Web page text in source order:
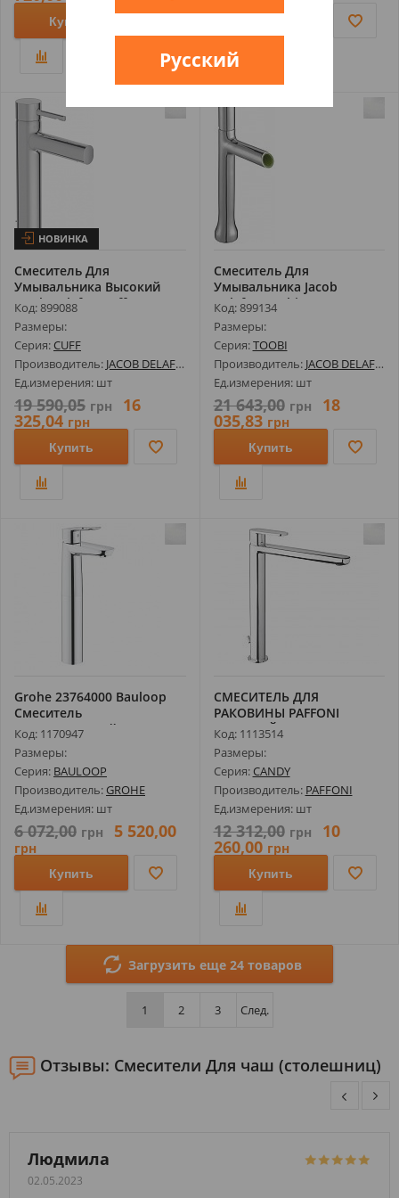
Купить
НОВИНКА
Смеситель Для
Умывальника Высокий
Jacob Delafon Cuff...
Код: 899088
Размеры:
Серия: CUFF
Производитель: JACOB DELAFON
Ед.измерения: шт
19 590,05 грн 16
325,04 грн
Купить
Смеситель Для
Умывальника Jacob
Delafon Toobi Высоки...
Код: 899134
Размеры:
Серия:TOOBI
Производитель: JACOB DELAFON
Ед.измерения: шт
21 643,00 грн 18
035,83 грн
Купить
Grohe 23764000 Bauloop
Смеситель
Однорычажный Для Ра...
Код: 1170947
Размеры:
Серия: BAULOOP
Производитель: GROHE
Ед.измерения: шт
6 072,00 грн 5 520,00
грн
Купить
СМЕСИТЕЛЬ ДЛЯ
РАКОВИНЫ PAFFONI
ВЫСОКИЙ, НА 1 ОТВ, С ...
Код: 1113514
Размеры:
Серия: CANDY
Производитель: PAFFONI
Ед.измерения: шт
12 312,00 грн 10
260,00 грн
Купить
Загрузить еще 24 товаров
1 2 3 След.
Отзывы: Смесители Для чаш (столешниц)
Людмила
02.05.2023
Русский